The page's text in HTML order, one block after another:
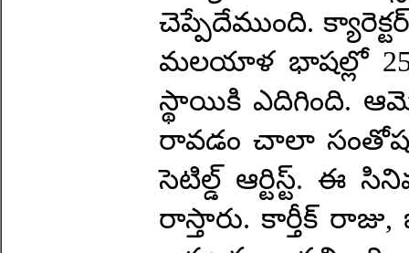
చెప్పేదేముంది.
మలయాళ భాషల్లో
స్థాయికి ఎదిగింది. ఆమె
రావడం చాలా
సెటిల్డ్‌ ఆర్టిస్ట్‌. ఈ
రాస్తారు. కార్తీక్‌